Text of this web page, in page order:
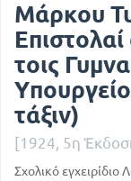
Μάρκου
τοις
τάξιν)
[1924, 5η
Σχολικό εγχειρίδιο